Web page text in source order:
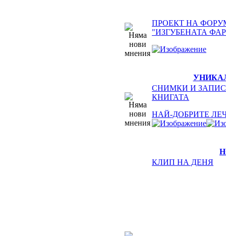
ПРОЕКТ НА
"ИЗГУБЕНАТА
СНИМКИ И
КНИГАТА
НАЙ-ДОБРИТЕ
КЛИП НА ДЕНЯ